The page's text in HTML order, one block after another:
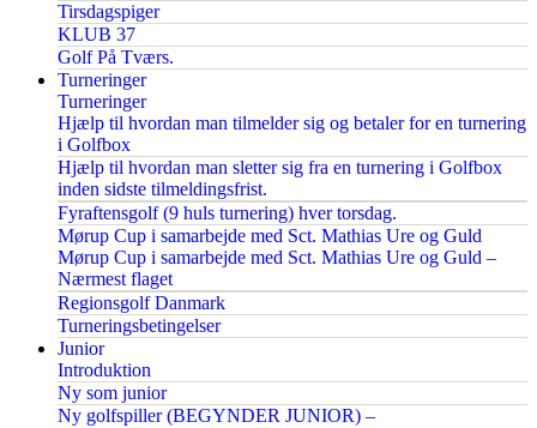
Tirsdagspiger
KLUB 37
Golf På Tværs.
Turneringer
Turneringer
Hjælp til hvordan man tilmelder sig og betaler for en turnering
i Golfbox
Hjælp til hvordan man sletter sig fra en turnering i Golfbox
inden sidste tilmeldingsfrist.
Fyraftensgolf (9 huls turnering) hver torsdag.
Mørup Cup i samarbejde med Sct. Mathias Ure og Guld
Mørup Cup i samarbejde med Sct. Mathias Ure og Guld –
Nærmest flaget
Regionsgolf Danmark
Turneringsbetingelser
Junior
Introduktion
Ny som junior
Ny golfspiller (BEGYNDER JUNIOR) –